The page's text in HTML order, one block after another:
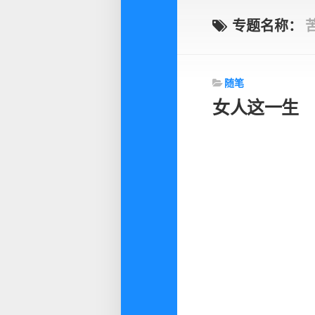
专题名称：
随笔
女人这一生